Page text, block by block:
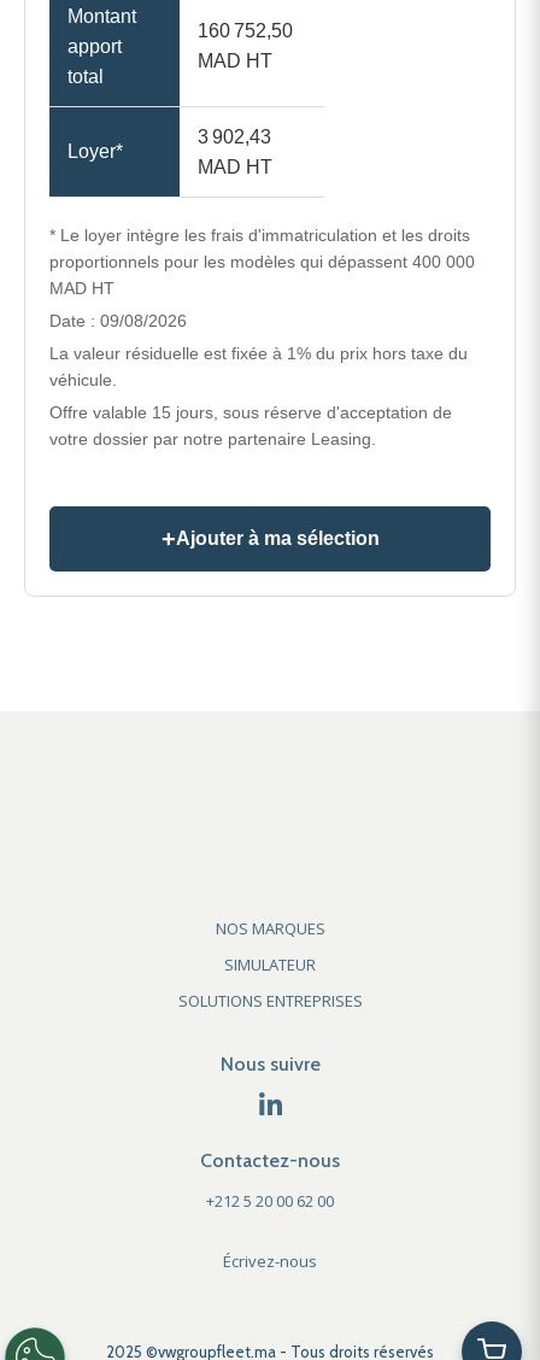
Montant
apport
total
160 752,50
MAD HT
Loyer*
3 902,43
MAD HT
* Le loyer intègre les frais d'immatriculation et les droits
proportionnels pour les modèles qui dépassent 400 000
MAD HT
Date : 09/08/2026
La valeur résiduelle est fixée à 1% du prix hors taxe du
véhicule.
Offre valable 15 jours, sous réserve d'acceptation de
votre dossier par notre partenaire Leasing.
Ajouter à ma sélection
NOS MARQUES
SIMULATEUR
SOLUTIONS ENTREPRISES
Nous suivre
Contactez-nous
+212 5 20 00 62 00
Écrivez-nous
2025 ©vwgroupfleet.ma - Tous droits réservés